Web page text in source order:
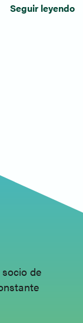
Seguir leyendo
de